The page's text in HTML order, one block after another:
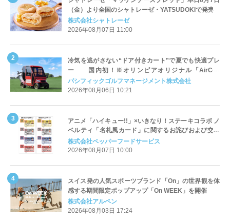
（金）より全国のシャトレーゼ・YATSUDOKIで発売
株式会社シャトレーゼ
2026年08月07日 11:00
冷気を逃がさない“ドア付きカート”で夏でも快適プレ
ー 国内初！※オリンピアオリジナル「AirCon
Cart（エアコンカート）」導入 | ＰＧＭ
パシフィックゴルフマネージメント株式会社
2026年08月06日 10:21
アニメ「ハイキュー!!」×いきなり！ステーキコラボ ノ
ベルティ「名札風カード」に関するお詫びおよび交換
対応についてのご案内
株式会社ペッパーフードサービス
2026年08月07日 10:00
スイス発の人気スポーツブランド「On」の世界観を体
感する期間限定ポップアップ「On WEEK」を開催
株式会社アルペン
2026年08月03日 17:24